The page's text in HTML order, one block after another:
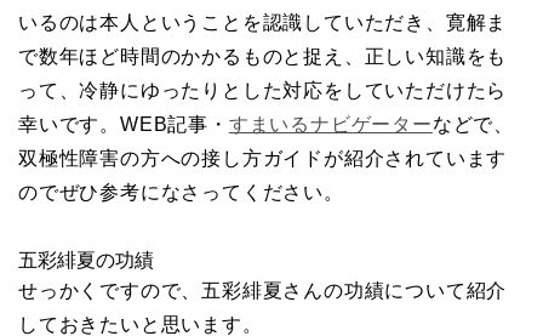
いるのは本人ということを認識していただき、寛解ま
で数年ほど時間のかかるものと捉え、正しい知識をも
って、冷静にゆったりとした対応をしていただけたら
幸いです。WEB記事・ すまいるナビゲーターなどで、
双極性障害の方への接し方ガイドが紹介されています
のでぜひ参考になさってください。
五彩緋夏の功績
せっかくですので、五彩緋夏さんの功績について紹介
しておきたいと思います。